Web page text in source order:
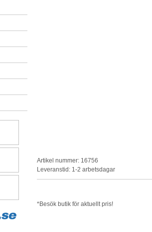
Artikel nummer: 16756
Leveranstid: 1-2 arbetsdagar
*Besök butik för aktuellt pris!